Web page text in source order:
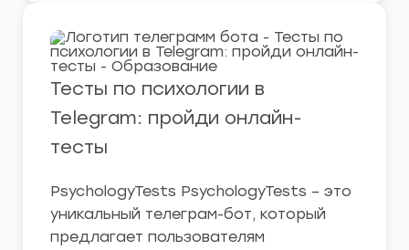
Тесты по психологии в
Telegram: пройди онлайн-
тесты
PsychologyTests PsychologyTests – это
уникальный телеграм-бот, который
предлагает пользователям